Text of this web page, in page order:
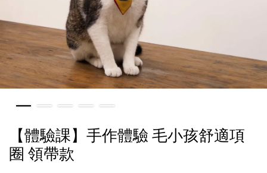
【體驗課】手作體驗 毛小孩舒適項
圈 領帶款